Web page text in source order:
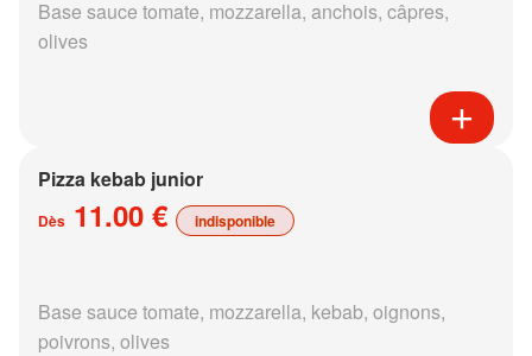
Base sauce tomate, mozzarella, anchois, câpres,
olives
Pizza kebab junior
Dès 11.00 € indisponible
Base sauce tomate, mozzarella, kebab, oignons,
poivrons, olives